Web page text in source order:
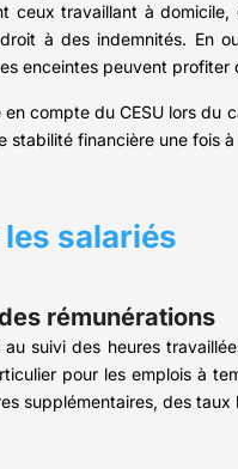
ceux travaillant à
à des indemnités. En
enceintes peuvent profiter
compte du CESU lors du
stabilité financière une fois
salariés
rémunérations
suivi des heures
pour les emplois à
supplémentaires, des